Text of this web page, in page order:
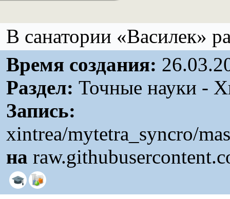
В санатории «Василек»
Время создания:
Раздел: Точные науки -
Запись:
xintrea/mytetra_syncro/
на